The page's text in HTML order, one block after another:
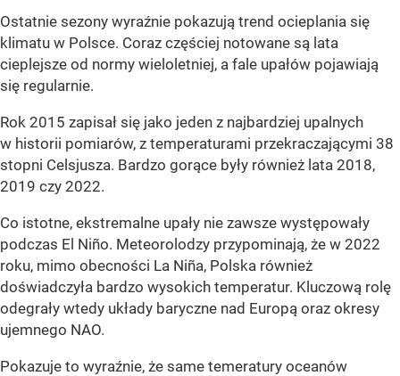
Ostatnie sezony wyraźnie pokazują trend ocieplania się
klimatu w Polsce. Coraz częściej notowane są lata
cieplejsze od normy wieloletniej, a fale upałów pojawiają
się regularnie.
Rok 2015 zapisał się jako jeden z najbardziej upalnych
w historii pomiarów, z temperaturami przekraczającymi 38
stopni Celsjusza. Bardzo gorące były również lata 2018,
2019 czy 2022.
Co istotne, ekstremalne upały nie zawsze występowały
podczas El Niño. Meteorolodzy przypominają, że w 2022
roku, mimo obecności La Niña, Polska również
doświadczyła bardzo wysokich temperatur. Kluczową rolę
odegrały wtedy układy baryczne nad Europą oraz okresy
ujemnego NAO.
Pokazuje to wyraźnie, że same temeratury oceanów